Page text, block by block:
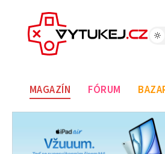
MAGAZÍN FÓRUM